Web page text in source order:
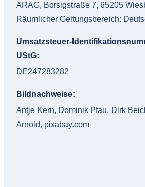
ARAG, Borsigstraße 7, 65205
Räumlicher Geltungsbereich:
Umsatzsteuer-
UStG:
DE247283282
Bildnachweise:
Antje Kern, Dominik Pfau, Dirk
Arnold, pixabay.com